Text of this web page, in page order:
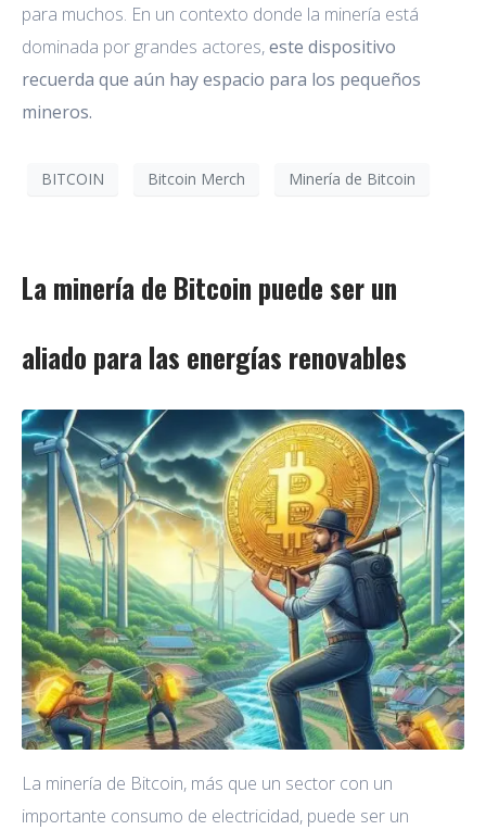
para muchos. En un contexto donde la minería está
dominada por grandes actores,este dispositivo
recuerda que aún hay espacio para los pequeños
mineros.
BITCOIN Bitcoin Merch Minería de Bitcoin
La minería de Bitcoin puede ser un
aliado para las energías renovables
La minería de Bitcoin, más que un sector con un
importante consumo de electricidad, puede ser un